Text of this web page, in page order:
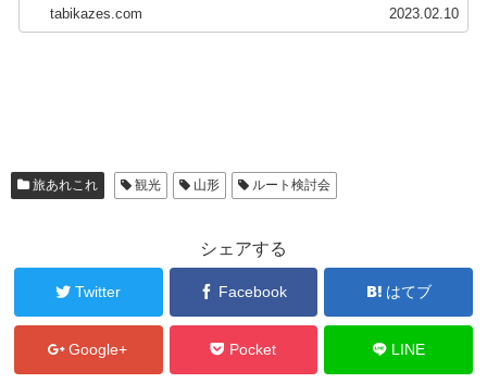
tabikazes.com 2023.02.10
旅あれこれ 観光 山形 ルート検討会
シェアする
Twitter Facebook はてブ
Google+ Pocket LINE